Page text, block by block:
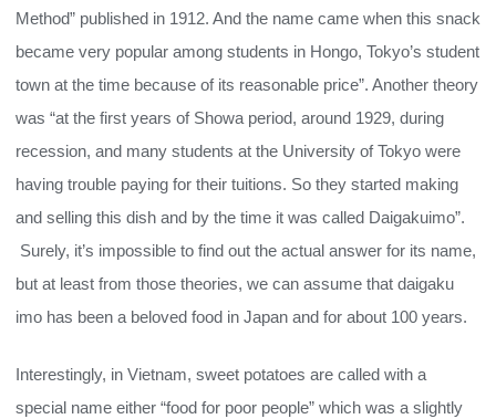
Method” published in 1912. And the name came when this snack
became very popular among students in Hongo, Tokyo’s student
town at the time because of its reasonable price”. Another theory
was “at the first years of Showa period, around 1929, during
recession, and many students at the University of Tokyo were
having trouble paying for their tuitions. So they started making
and selling this dish and by the time it was called Daigakuimo”.
Surely, it’s impossible to find out the actual answer for its name,
but at least from those theories, we can assume that daigaku
imo has been a beloved food in Japan and for about 100 years.
Interestingly, in Vietnam, sweet potatoes are called with a
special name either “food for poor people” which was a slightly